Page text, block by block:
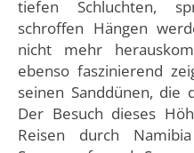
tiefen Schluchten,
schroffen Hängen
nicht mehr
ebenso faszinierend
seinen Sanddünen,
Der Besuch dieses
Reisen durch